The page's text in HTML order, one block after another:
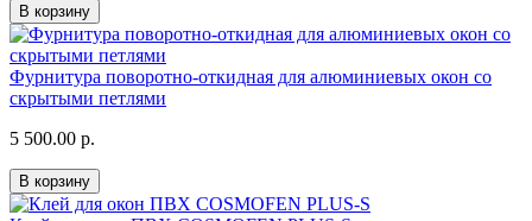
В корзину
Фурнитура поворотно-откидная для алюминиевых окон со
скрытыми петлями
5 500.00 р.
В корзину